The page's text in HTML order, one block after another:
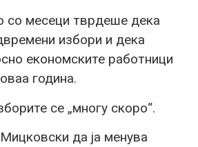
со месеци тврдеше дека
избори и дека
економските работници
година.
се „многу скоро“.
да ја менува